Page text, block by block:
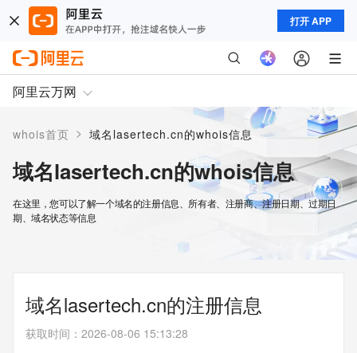
打开 APP
阿里云万网
whois首页 > 域名lasertech.cn的whois信息
域名lasertech.cn的whois信息
在这里，您可以了解一个域名的注册信息、所有者、注册商、注册日期、过期日
期、域名状态等信息
域名lasertech.cn的注册信息
获取时间 ： 2026-08-06 15:13:28